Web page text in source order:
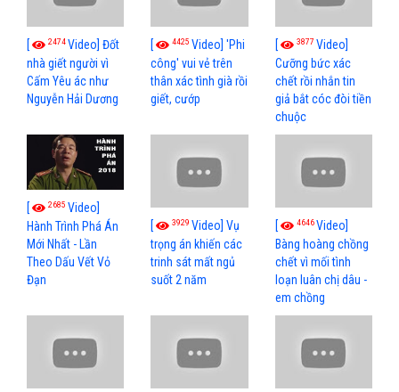
[ 2474Video] Đốt
nhà giết người vì
Cấm Yêu ác như
Nguyễn Hải Dương
[ 4425Video] 'Phi
công' vui vẻ trên
thân xác tình già rồi
giết, cướp
[ 3877 Video]
Cưỡng bức xác
chết rồi nhắn tin
giả bắt cóc đòi tiền
chuộc
[ 2685 Video]
Hành Trình Phá Án
Mới Nhất - Lần
Theo Dấu Vết Vỏ
Đạn
[ 3929Video] Vụ
trọng án khiến các
trinh sát mất ngủ
suốt 2 năm
[ 4646Video]
Bàng hoàng chồng
chết vì mối tình
loạn luân chị dâu -
em chồng